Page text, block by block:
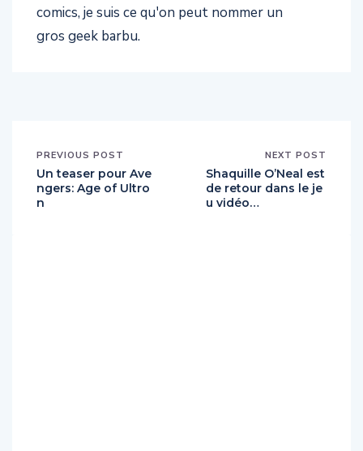
comics, je suis ce qu'on peut nommer un
gros geek barbu.
PREVIOUS POST
Un teaser pour Ave
ngers: Age of Ultro
n
NEXT POST
Shaquille O’Neal est
de retour dans le je
u vidéo…